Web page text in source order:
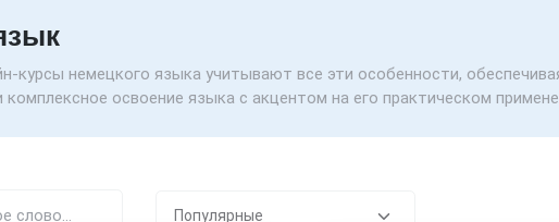
курсы немецкого языка учитывают все эти особенности,
комплексное освоение языка с акцентом на его практическом